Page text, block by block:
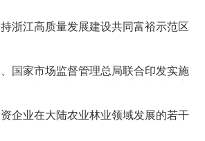
持浙江高质量发展建设共同富裕示范区
国家市场监督管理总局联合印发实施
企业在大陆农业林业领域发展的若干